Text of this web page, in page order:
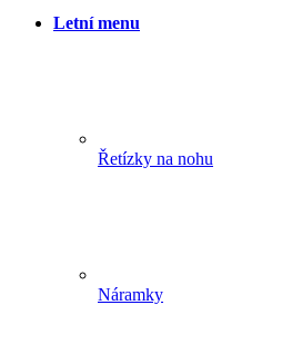
Letní menu
Řetízky na nohu
Náramky